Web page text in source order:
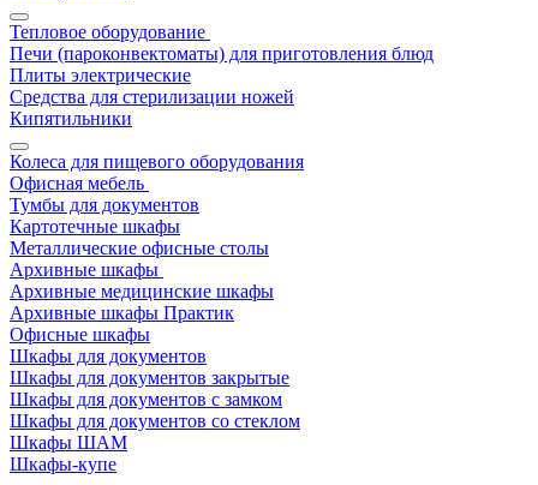
Тепловое оборудование
Печи (пароконвектоматы) для приготовления блюд
Плиты электрические
Средства для стерилизации ножей
Кипятильники
Колеса для пищевого оборудования
Офисная мебель
Тумбы для документов
Картотечные шкафы
Металлические офисные столы
Архивные шкафы
Архивные медицинские шкафы
Архивные шкафы Практик
Офисные шкафы
Шкафы для документов
Шкафы для документов закрытые
Шкафы для документов с замком
Шкафы для документов со стеклом
Шкафы ШАМ
Шкафы-купе